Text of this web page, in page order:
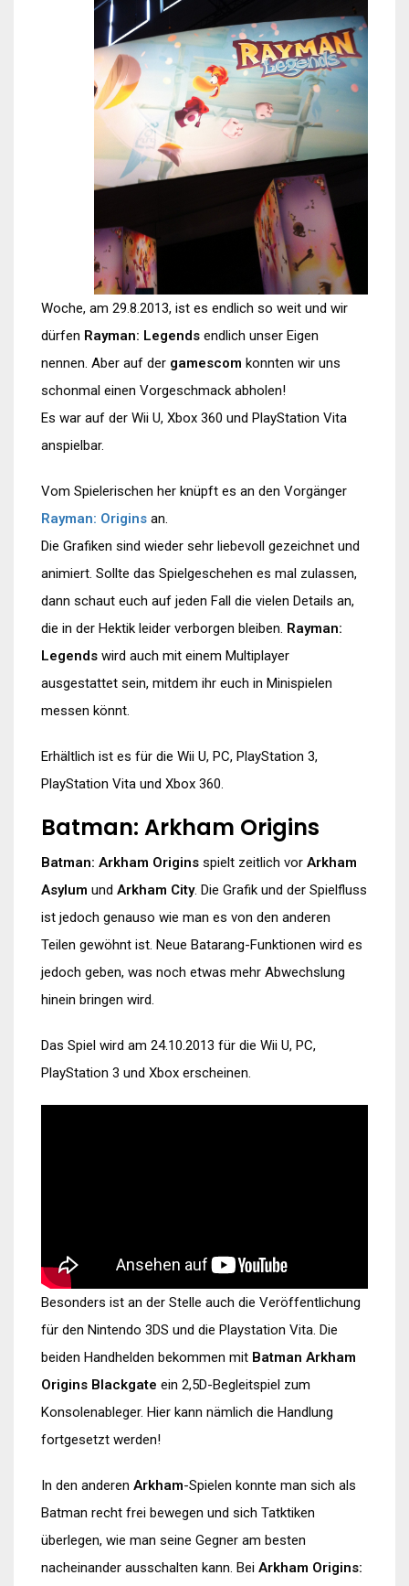
Woche, am 29.8.2013, ist es endlich so weit und wir
dürfen Rayman: Legends endlich unser Eigen
nennen. Aber auf der gamescom konnten wir uns
schonmal einen Vorgeschmack abholen!
Es war auf der Wii U, Xbox 360 und PlayStation Vita
anspielbar.
Vom Spielerischen her knüpft es an den Vorgänger
Rayman: Origins an.
Die Grafiken sind wieder sehr liebevoll gezeichnet und
animiert. Sollte das Spielgeschehen es mal zulassen,
dann schaut euch auf jeden Fall die vielen Details an,
die in der Hektik leider verborgen bleiben. Rayman:
Legends wird auch mit einem Multiplayer
ausgestattet sein, mitdem ihr euch in Minispielen
messen könnt.
Erhältlich ist es für die Wii U, PC, PlayStation 3,
PlayStation Vita und Xbox 360.
Batman: Arkham Origins
Batman: Arkham Origins spielt zeitlich vor Arkham
Asylum und Arkham City. Die Grafik und der Spielfluss
ist jedoch genauso wie man es von den anderen
Teilen gewöhnt ist. Neue Batarang-Funktionen wird es
jedoch geben, was noch etwas mehr Abwechslung
hinein bringen wird.
Das Spiel wird am 24.10.2013 für die Wii U, PC,
PlayStation 3 und Xbox erscheinen.
Besonders ist an der Stelle auch die Veröffentlichung
für den Nintendo 3DS und die Playstation Vita. Die
beiden Handhelden bekommen mit Batman Arkham
Origins Blackgate ein 2,5D-Begleitspiel zum
Konsolenableger. Hier kann nämlich die Handlung
fortgesetzt werden!
In den anderen Arkham-Spielen konnte man sich als
Batman recht frei bewegen und sich Tatktiken
überlegen, wie man seine Gegner am besten
nacheinander ausschalten kann. Bei Arkham Origins: